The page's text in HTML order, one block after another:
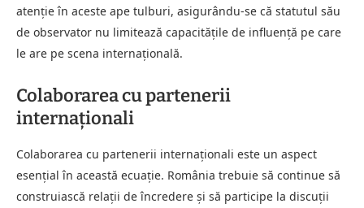
atenție în aceste ape tulburi, asigurându-se că statutul său
de observator nu limitează capacitățile de influență pe care
le are pe scena internațională.
Colaborarea cu partenerii
internaționali
Colaborarea cu partenerii internaționali este un aspect
esențial în această ecuație. România trebuie să continue să
construiască relații de încredere și să participe la discuții